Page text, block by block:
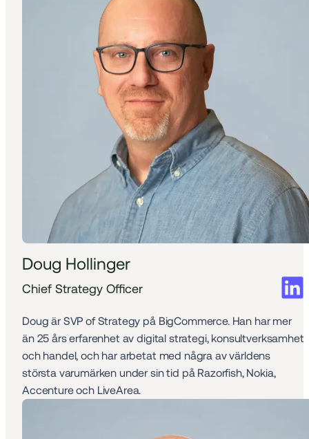
Doug Hollinger
Chief Strategy Officer
Doug är SVP of Strategy på BigCommerce. Han har mer
än 25 års erfarenhet av digital strategi, konsultverksamhet
och handel, och har arbetat med några av världens
största varumärken under sin tid på Razorfish, Nokia,
Accenture och LiveArea.